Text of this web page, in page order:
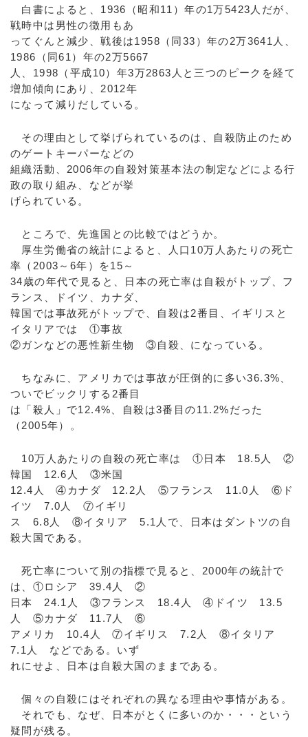
白書によると、1936（昭和11）年の1万5423人だが、
戦時中は男性の徴用もあ
ってぐんと減少、戦後は1958（同33）年の2万3641人、
1986（同61）年の2万5667
人、1998（平成10）年3万2863人と三つのピークを経て
増加傾向にあり、2012年
になって減りだしている。
その理由として挙げられているのは、自殺防止のため
のゲートキーパーなどの
組織活動、2006年の自殺対策基本法の制定などによる行
政の取り組み、などが挙
げられている。
ところで、先進国との比較ではどうか。
厚生労働省の統計によると、人口10万人あたりの死亡
率（2003～6年）を15～
34歳の年代で見ると、日本の死亡率は自殺がトップ、フ
ランス、ドイツ、カナダ、
韓国では事故死がトップで、自殺は2番目、イギリスと
イタリアでは ①事故
②ガンなどの悪性新生物 ③自殺、になっている。
ちなみに、アメリカでは事故が圧倒的に多い36.3%、
ついでビックリする2番目
は「殺人」で12.4%、自殺は3番目の11.2%だった
（2005年）。
10万人あたりの自殺の死亡率は ①日本 18.5人 ②
韓国 12.6人 ③米国
12.4人 ④カナダ 12.2人 ⑤フランス 11.0人 ⑥ド
イツ 7.0人 ⑦イギリ
ス 6.8人 ⑧イタリア 5.1人で、日本はダントツの自
殺大国である。
死亡率について別の指標で見ると、2000年の統計で
は、①ロシア 39.4人 ②
日本 24.1人 ③フランス 18.4人 ④ドイツ 13.5
人 ⑤カナダ 11.7人 ⑥
アメリカ 10.4人 ⑦イギリス 7.2人 ⑧イタリア
7.1人 などである。いず
れにせよ、日本は自殺大国のままである。
個々の自殺にはそれぞれの異なる理由や事情がある。
それでも、なぜ、日本がとくに多いのか・・・という
疑問が残る。